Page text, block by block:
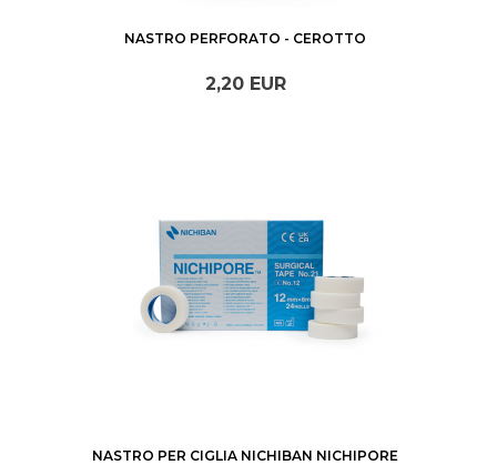
NASTRO PERFORATO - CEROTTO
2,20 EUR
NASTRO PER CIGLIA NICHIBAN NICHIPORE